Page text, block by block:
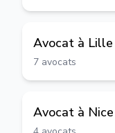
Avocat à Lille
7 avocats
Avocat à Nice